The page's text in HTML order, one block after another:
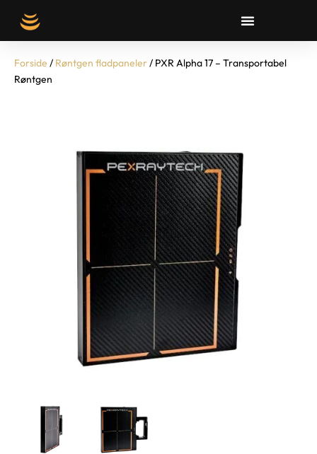
Forside / Røntgen fladpaneler/ PXR Alpha 17 – Transportabel
Røntgen